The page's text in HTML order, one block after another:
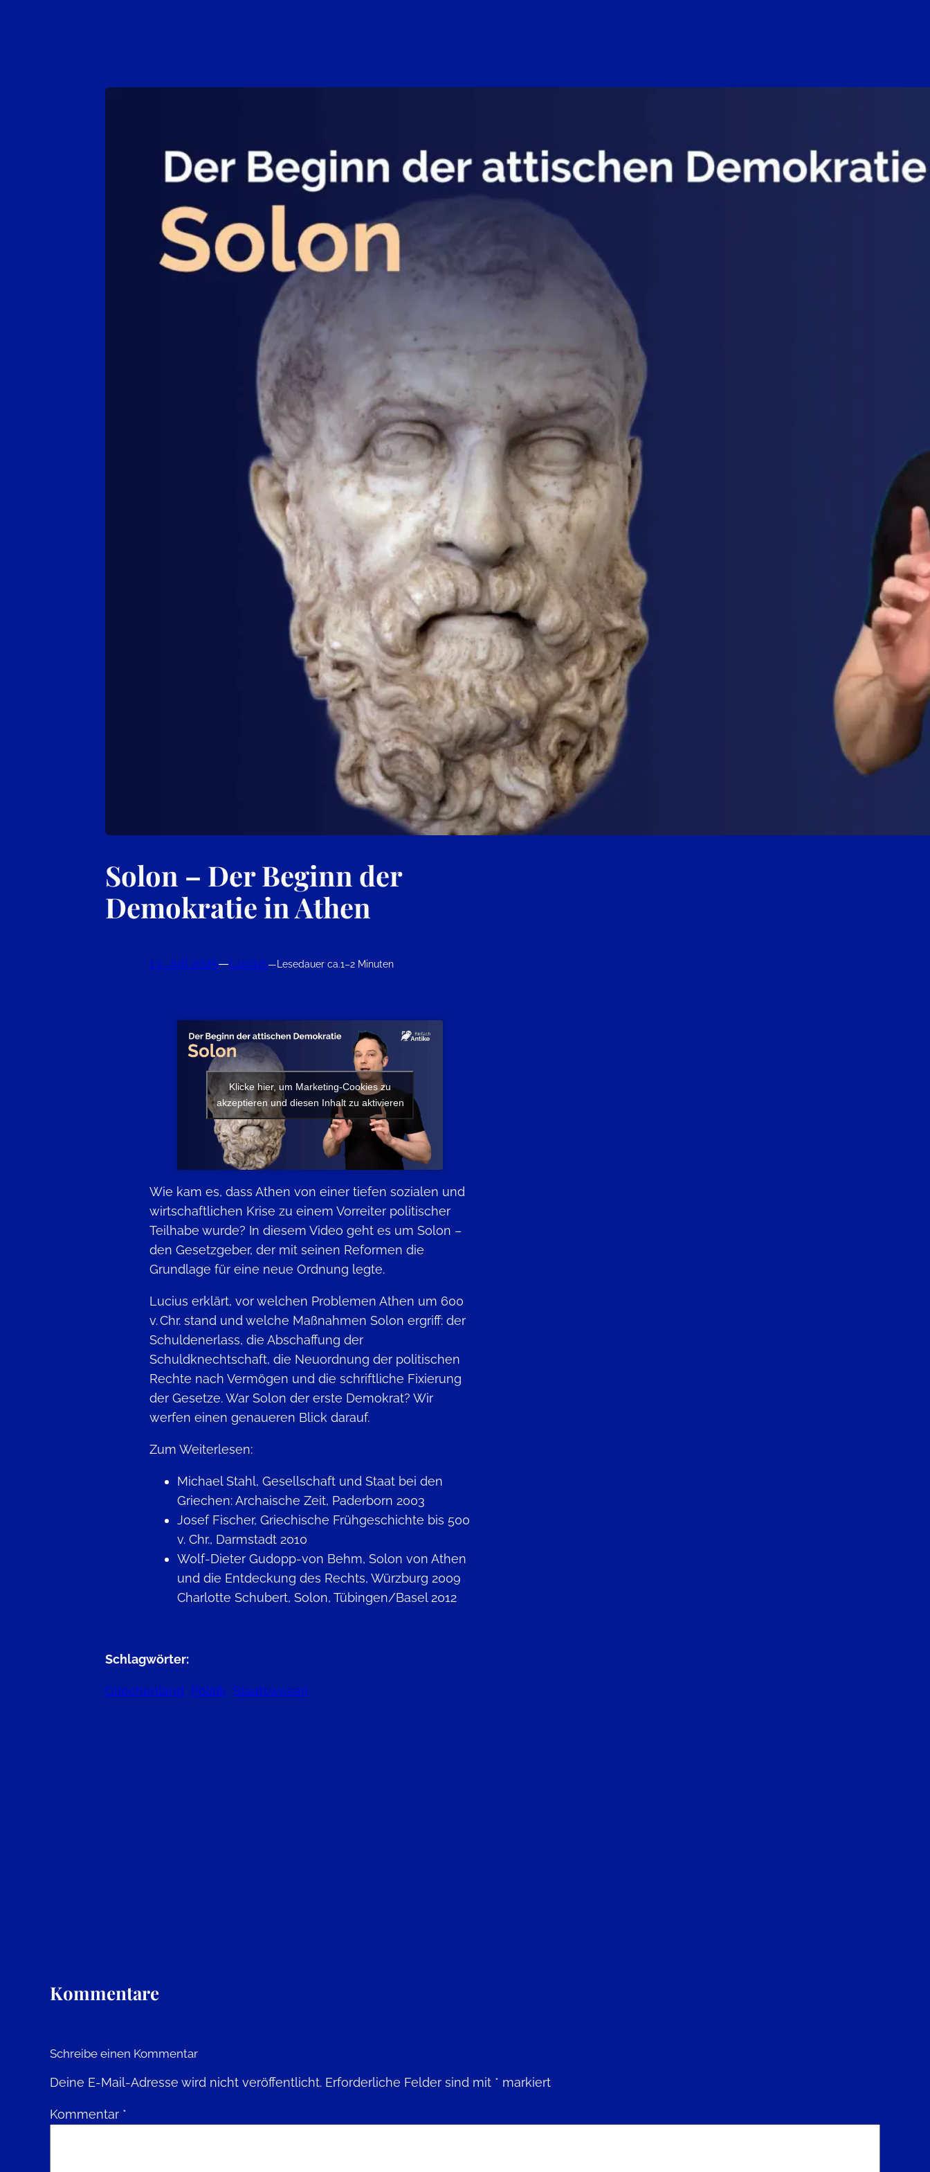
Solon – Der Beginn der
Demokratie in Athen
13. Juli 2025—Lucius—Lesedauer ca.1–2 Minuten
Klicke hier, um Marketing-Cookies zu
akzeptieren und diesen Inhalt zu aktivieren
Wie kam es, dass Athen von einer tiefen sozialen und
wirtschaftlichen Krise zu einem Vorreiter politischer
Teilhabe wurde? In diesem Video geht es um Solon –
den Gesetzgeber, der mit seinen Reformen die
Grundlage für eine neue Ordnung legte.
Lucius erklärt, vor welchen Problemen Athen um 600
v. Chr. stand und welche Maßnahmen Solon ergriff: der
Schuldenerlass, die Abschaffung der
Schuldknechtschaft, die Neuordnung der politischen
Rechte nach Vermögen und die schriftliche Fixierung
der Gesetze. War Solon der erste Demokrat? Wir
werfen einen genaueren Blick darauf.
Zum Weiterlesen:
Michael Stahl, Gesellschaft und Staat bei den
Griechen: Archaische Zeit, Paderborn 2003
Josef Fischer, Griechische Frühgeschichte bis 500
v. Chr., Darmstadt 2010
Wolf-Dieter Gudopp-von Behm, Solon von Athen
und die Entdeckung des Rechts, Würzburg 2009
Charlotte Schubert, Solon, Tübingen/Basel 2012
Schlagwörter:
Griechenland Politik Staatswesen
Kommentare
Schreibe einen Kommentar
Deine E-Mail-Adresse wird nicht veröffentlicht. Erforderliche Felder sind mit * markiert
Kommentar *